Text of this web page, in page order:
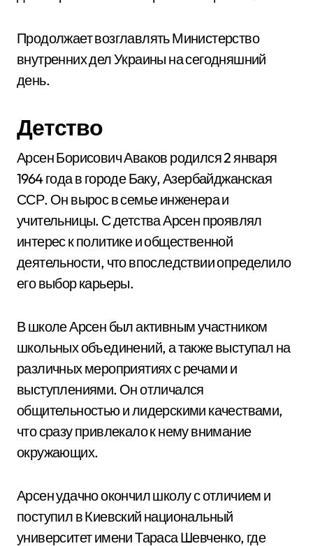
Продолжает возглавлять Министерство
внутренних дел Украины на сегодняшний
день.
Детство
Арсен Борисович Аваков родился 2 января
1964 года в городе Баку, Азербайджанская
ССР. Он вырос в семье инженера и
учительницы. С детства Арсен проявлял
интерес к политике и общественной
деятельности, что впоследствии определило
его выбор карьеры.
В школе Арсен был активным участником
школьных объединений, а также выступал на
различных мероприятиях с речами и
выступлениями. Он отличался
общительностью и лидерскими качествами,
что сразу привлекало к нему внимание
окружающих.
Арсен удачно окончил школу с отличием и
поступил в Киевский национальный
университет имени Тараса Шевченко, где